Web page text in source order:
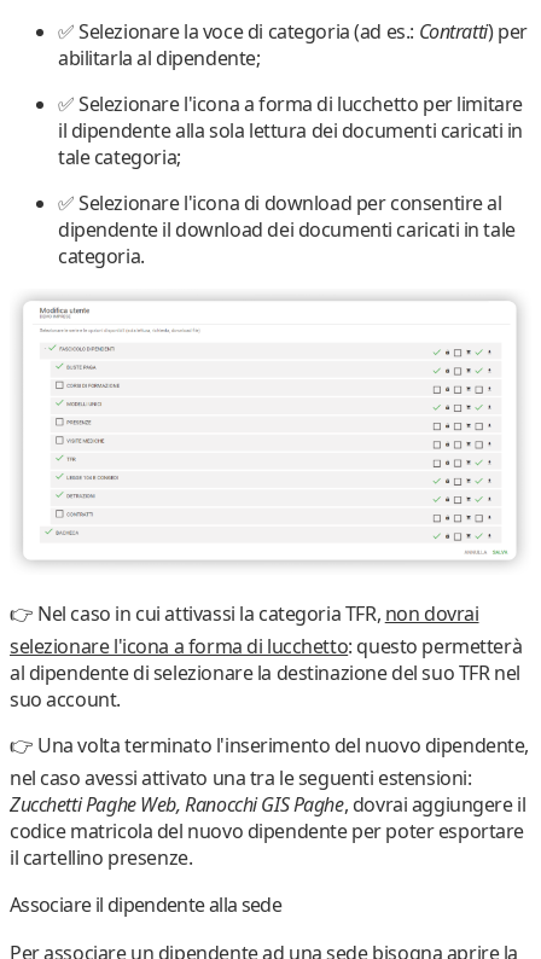
✅ Selezionare lavoce di categoria(ad es.: Contratti) per
abilitarla al dipendente;
✅ Selezionare l'icona a forma di lucchetto per limitare
il dipendente alla sola lettura dei documenti caricati in
tale categoria;
✅ Selezionare l'icona di download per consentire al
dipendente il download dei documenti caricati in tale
categoria.
👉 Nel caso in cui attivassi la categoriaTFR, non dovrai
selezionare l'icona a forma di lucchetto: questo permetterà
al dipendente di selezionare la destinazione del suo TFR nel
suo account.
👉 Una volta terminato l'inserimento del nuovo dipendente,
nel caso avessi attivato una tra le seguenti estensioni:
Zucchetti Paghe Web, Ranocchi GIS Paghe, dovrai aggiungere il
codice matricola del nuovo dipendenteper poter esportare
il cartellino presenze.
Associare il dipendente alla sede
Per associare un dipendente ad una sede bisognaaprire la